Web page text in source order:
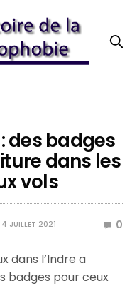
des badges
dans les
vols
4 JUILLET 2021 0
dans l’Indre a
badges pour ceux